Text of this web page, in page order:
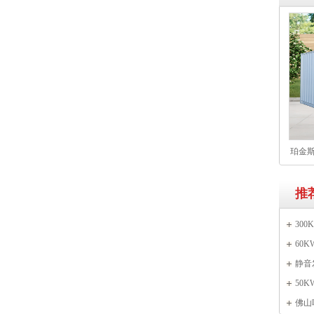
珀金
推
静音
佛山